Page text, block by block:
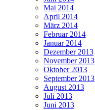
Mai 2014
April 2014
März 2014
Februar 2014
Januar 2014
Dezember 2013
November 2013
Oktober 2013
September 2013
August 2013
Juli 2013
Juni 2013